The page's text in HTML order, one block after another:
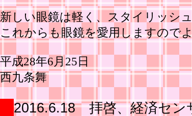
新しい眼鏡は軽く、スタイリッシ
これからも眼鏡を愛用しますので
平成28年6月25日
西九条舞
2016.6.18 拝啓、経済セン